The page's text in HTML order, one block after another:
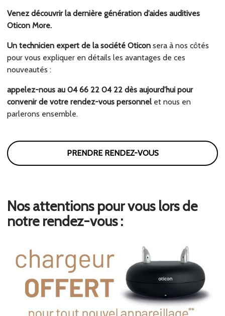
Venez découvrir la dernière génération d’aides auditives
Oticon More.
Un technicien expert de la société Oticon sera à nos côtés
pour vous expliquer en détails les avantages de ces
nouveautés :
appelez-nous au 04 66 22 04 22 dès aujourd’hui pour
convenir de votre rendez-vous personnel et nous en
parlerons ensemble.
PRENDRE RENDEZ-VOUS
Nos attentions pour vous lors de
notre rendez-vous :